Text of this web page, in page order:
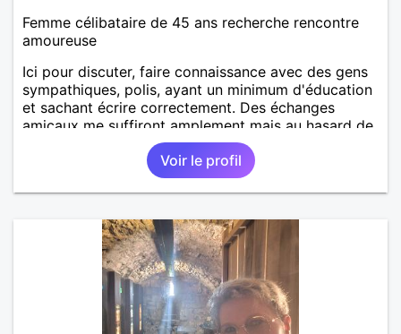
Femme célibataire de 45 ans recherche rencontre
amoureuse
Ici pour discuter, faire connaissance avec des gens
sympathiques, polis, ayant un minimum d'éducation
et sachant écrire correctement. Des échanges
amicaux me suffiront amplement mais au hasard de
la vie, si le charme opère, je ne suis pas fermée à
une éventuelle relation sérieuse avec un homme.
Voir le profil